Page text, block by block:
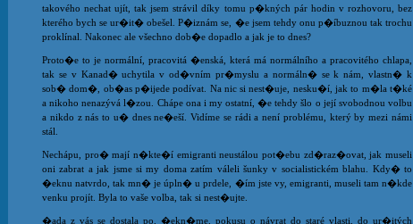
takového nechat ujít, tak jsem strávil díky tomu p�kných pár hodin v rozhovoru, bez
kterého bych se ur�it� obešel. P�iznám se, �e jsem tehdy onu p�íbuznou tak trochu
proklínal. Nakonec ale všechno dob�e dopadlo a jak je to dnes?
Proto�e to je normální, pracovitá �enská, která má normálního a pracovitého chlapa,
tak se v Kanad� uchytila v od�vním pr�myslu a normáln� se k nám, vlastn� k
sob� dom�, ob�as p�ijede podívat. Na nic si nest�uje, nesku�í, jak to m�la t�ké
a nikoho nenazývá l�zou. Chápe ona i my ostatní, �e tehdy šlo o její svobodnou volbu
a nikdo z nás to u� dnes ne�eší. Vidíme se rádi a není problému, který by mezi námi
stál.
Nechápu, pro� mají n�kte�í emigranti neustálou pot�ebu zd�raz�ovat, jak museli
oni zabrat a jak jsme si my doma zatím váleli šunky v socialistickém blahu. Kdy� to
�eknu natvrdo, tak mn� je úpln� u prdele, �ím jste vy, emigranti, museli tam n�kde
venku projít. Byla to vaše volba, tak si nest�ujte.
�ada z vás se dostala po, �ekn�me, pokusu o návrat do staré vlasti, do ur�itých